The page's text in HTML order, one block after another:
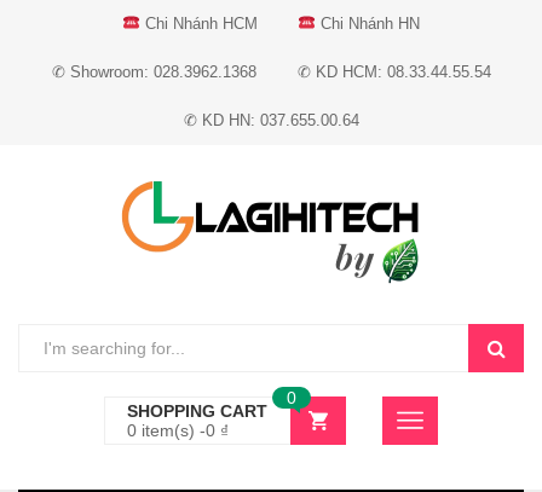
Chi Nhánh HCM Chi Nhánh HN
✆ Showroom: 028.3962.1368 ✆ KD HCM: 08.33.44.55.54
✆ KD HN: 037.655.00.64
SHOPPING CART
0 item(s) -0 ₫
0